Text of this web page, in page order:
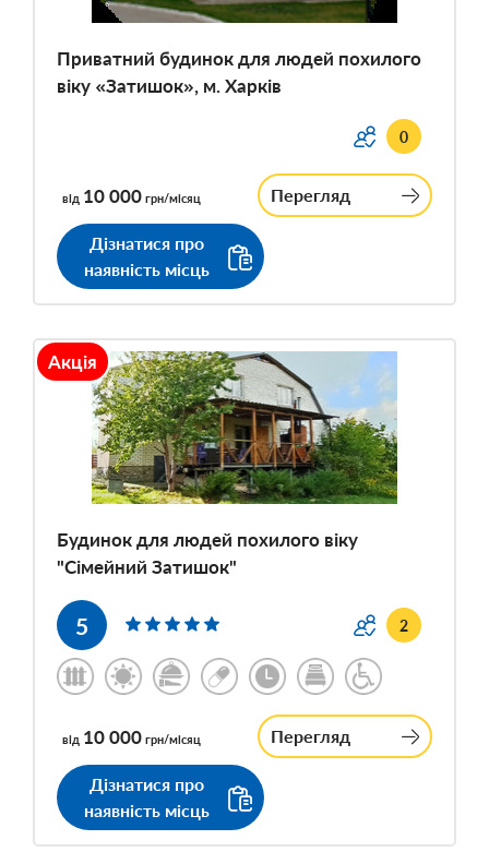
Приватний будинок для людей похилого
віку «Затишок», м. Харків
0
від 10 000 грн/місяц Перегляд
Дізнатися про
наявність місць
Акція
Будинок для людей похилого віку
"Сімейний Затишок"
5 2
від 10 000 грн/місяц Перегляд
Дізнатися про
наявність місць